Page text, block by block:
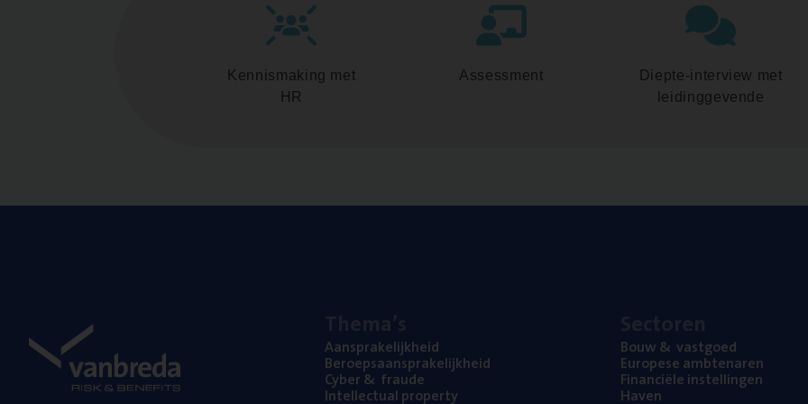
Kennismaking met
HR
Assessment
Diepte-interview met
leidinggevende
Aan­spra­ke­lijk­heid
Beroeps­aan­spra­ke­lijk­heid
Cyber& fraude
Intel­lec­tu­al property
Bouw& vastgoed
Euro­pe­se ambtenaren
Finan­ci­ë­le instellingen
Haven